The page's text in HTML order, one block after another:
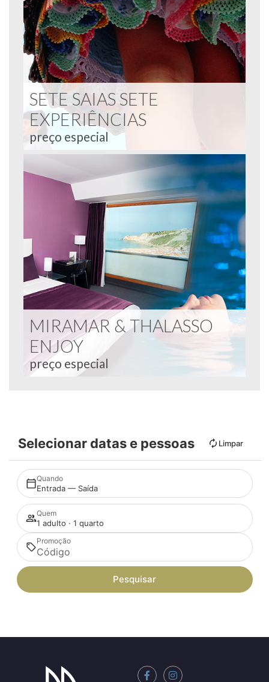
SETE SAIAS SETE
EXPERIÊNCIAS
preço especial
MIRAMAR & THALASSO
ENJOY
preço especial
Selecionar datas e pessoas Limpar
Quando
Entrada — Saída
Quem
1 adulto · 1 quarto
Promoção
Pesquisar